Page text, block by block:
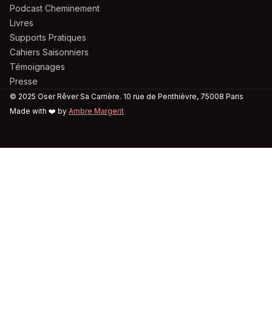
Podcast Cheminement
Livres
Supports Pratiques
Cahiers Saisonniers
Témoignages
Presse
© 2025 Oser Rêver Sa Carrière. 10 rue de Penthièvre, 75008 Paris
Made with ❤️ by Ambre Margerit